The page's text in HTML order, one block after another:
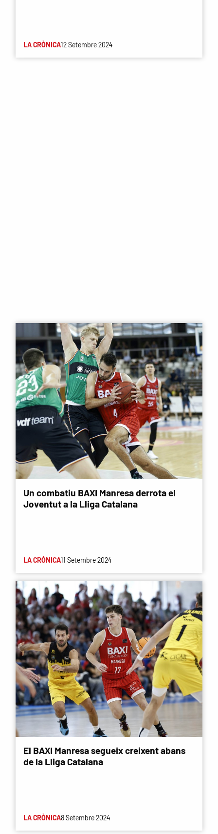
LA CRÒNICA12 Setembre 2024
Un combatiu BAXI Manresa derrota el
Joventut a la Lliga Catalana
LA CRÒNICA11 Setembre 2024
El BAXI Manresa segueix creixent abans
de la Lliga Catalana
LA CRÒNICA8 Setembre 2024